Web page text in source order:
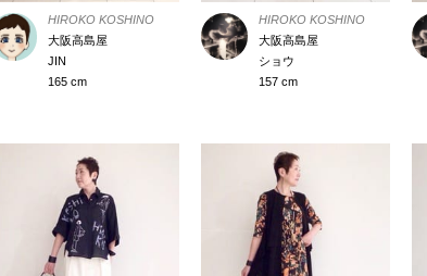
HIROKO KOSHINO
大阪高島屋
JIN
165 cm
HIROKO KOSHINO
大阪高島屋
ショウ
157 cm